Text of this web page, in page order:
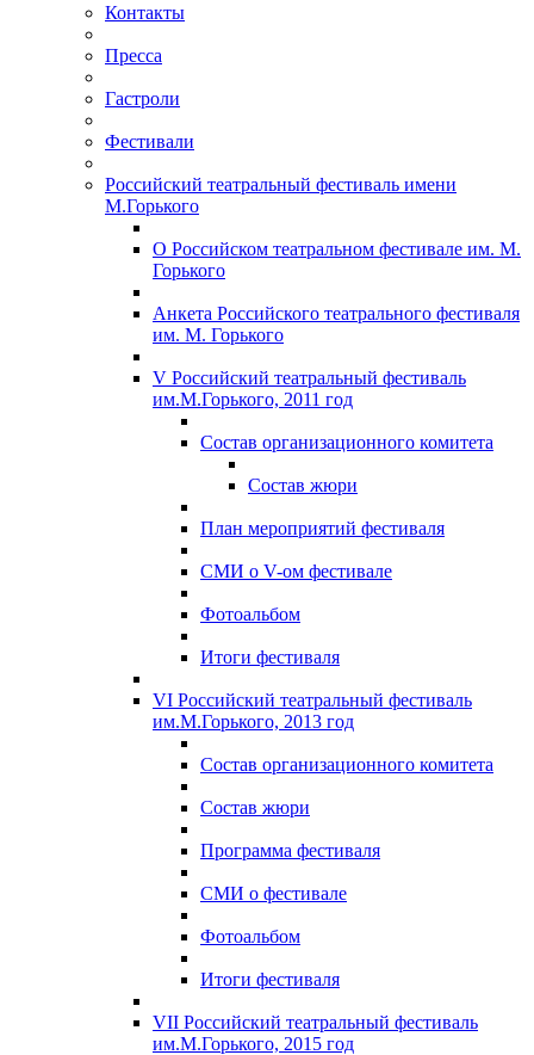
Контакты
Пресса
Гастроли
Фестивали
Российский театральный фестиваль имени
М.Горького
О Российском театральном фестивале им. М.
Горького
Анкета Российского театрального фестиваля
им. М. Горького
V Российский театральный фестиваль
им.М.Горького, 2011 год
Состав организационного комитета
Состав жюри
План мероприятий фестиваля
СМИ о V-ом фестивале
Фотоальбом
Итоги фестиваля
VI Российский театральный фестиваль
им.М.Горького, 2013 год
Состав организационного комитета
Состав жюри
Программа фестиваля
СМИ о фестивале
Фотоальбом
Итоги фестиваля
VII Российский театральный фестиваль
им.М.Горького, 2015 год